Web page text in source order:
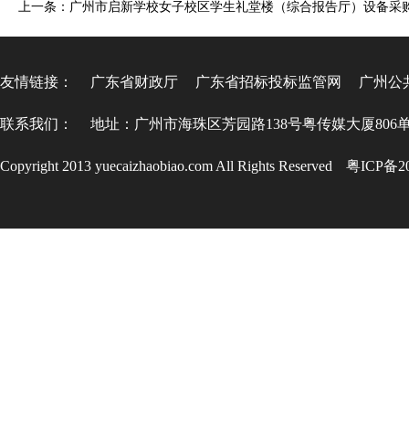
友情链接： 广东省财政厅 广东省招标投标监管网 广州公
联系我们： 地址：广州市海珠区芳园路138号粤传媒大厦806
Copyright 2013 yuecaizhaobiao.com All Rights Reserved 粤ICP备